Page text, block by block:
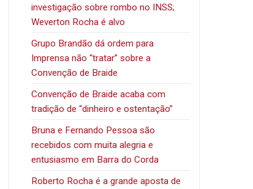
investigação sobre rombo no INSS;
Weverton Rocha é alvo
Grupo Brandão dá ordem para
Imprensa não “tratar” sobre a
Convenção de Braide
Convenção de Braide acaba com
tradição de “dinheiro e ostentação”
Bruna e Fernando Pessoa são
recebidos com muita alegria e
entusiasmo em Barra do Corda
Roberto Rocha é a grande aposta de